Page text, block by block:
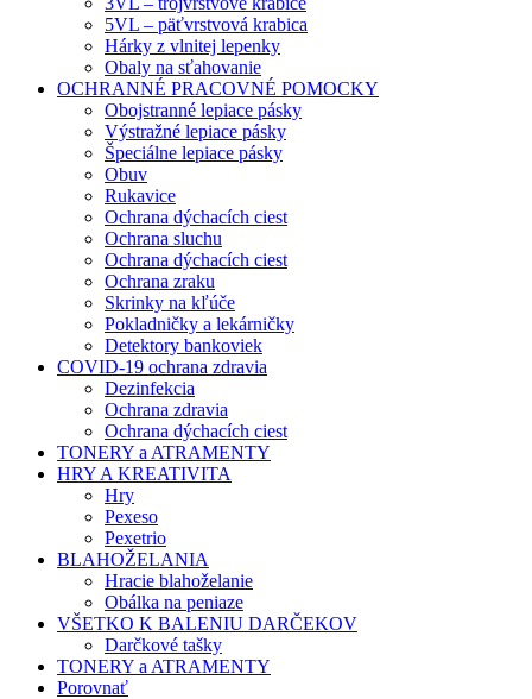
5VL – päťvrstvová krabica
Hárky z vlnitej lepenky
Obaly na sťahovanie
OCHRANNÉ PRACOVNÉ POMOCKY
Obojstranné lepiace pásky
Výstražné lepiace pásky
Špeciálne lepiace pásky
Obuv
Rukavice
Ochrana dýchacích ciest
Ochrana sluchu
Ochrana dýchacích ciest
Ochrana zraku
Skrinky na kľúče
Pokladničky a lekárničky
Detektory bankoviek
COVID-19 ochrana zdravia
Dezinfekcia
Ochrana zdravia
Ochrana dýchacích ciest
TONERY a ATRAMENTY
HRY A KREATIVITA
Hry
Pexeso
Pexetrio
BLAHOŽELANIA
Hracie blahoželanie
Obálka na peniaze
VŠETKO K BALENIU DARČEKOV
Darčkové tašky
TONERY a ATRAMENTY
Porovnať